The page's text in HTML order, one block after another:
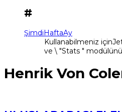
#
ŞimdiHaftaAy
Kullanabilmeniz
ve \ "Stats "
Henrik Von